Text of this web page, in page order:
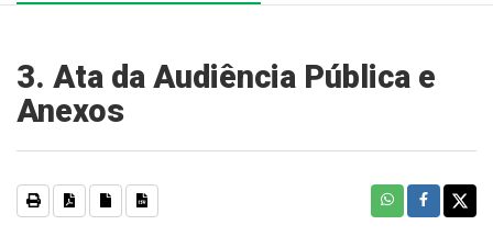
3. Ata da Audiência Pública e
Anexos